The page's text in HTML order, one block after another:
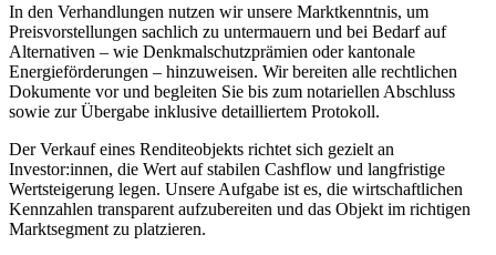
In den Verhandlungen nutzen wir unsere Marktkenntnis, um
Preisvorstellungen sachlich zu untermauern und bei Bedarf auf
Alternativen – wie Denkmalschutzprämien oder kantonale
Energieförderungen – hinzuweisen. Wir bereiten alle rechtlichen
Dokumente vor und begleiten Sie bis zum notariellen Abschluss
sowie zur Übergabe inklusive detailliertem Protokoll.
Der Verkauf eines Renditeobjekts richtet sich gezielt an
Investor:innen, die Wert auf stabilen Cashflow und langfristige
Wertsteigerung legen. Unsere Aufgabe ist es, die wirtschaftlichen
Kennzahlen transparent aufzubereiten und das Objekt im richtigen
Marktsegment zu platzieren.